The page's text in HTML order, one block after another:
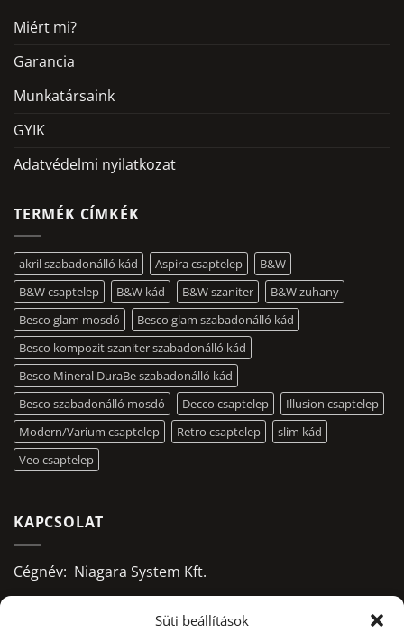
Süti beállítások
Miért mi?
Garancia
Munkatársaink
GYIK
Adatvédelmi nyilatkozat
TERMÉK CÍMKÉK
akril szabadonálló kád Aspira csaptelep
B&W
B&W csaptelep
B&W kád B&W szaniter
B&W zuhany
Besco glam mosdó
Besco glam szabadonálló kád
Besco kompozit szaniter szabadonálló kád
Besco Mineral DuraBe szabadonálló kád
Besco szabadonálló mosdó
Decco csaptelep
Illusion csaptelep
Modern/Varium csaptelep
Retro csaptelep
slim kád
Veo csaptelep
KAPCSOLAT
Cégnév: Niagara System Kft.
Adószám: 13156668-2-09